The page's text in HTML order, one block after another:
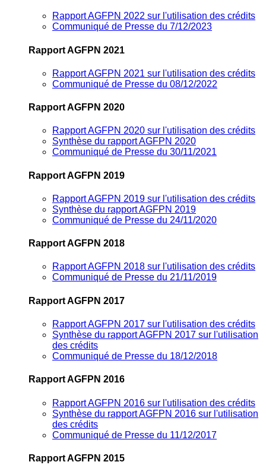
Rapport AGFPN 2022 sur l'utilisation des crédits
Communiqué de Presse du 7/12/2023
Rapport AGFPN 2021
Rapport AGFPN 2021 sur l'utilisation des crédits
Communiqué de Presse du 08/12/2022
Rapport AGFPN 2020
Rapport AGFPN 2020 sur l'utilisation des crédits
Synthèse du rapport AGFPN 2020
Communiqué de Presse du 30/11/2021
Rapport AGFPN 2019
Rapport AGFPN 2019 sur l'utilisation des crédits
Synthèse du rapport AGFPN 2019
Communiqué de Presse du 24/11/2020
Rapport AGFPN 2018
Rapport AGFPN 2018 sur l'utilisation des crédits
Communiqué de Presse du 21/11/2019
Rapport AGFPN 2017
Rapport AGFPN 2017 sur l'utilisation des crédits
Synthèse du rapport AGFPN 2017 sur l'utilisation
des crédits
Communiqué de Presse du 18/12/2018
Rapport AGFPN 2016
Rapport AGFPN 2016 sur l'utilisation des crédits
Synthèse du rapport AGFPN 2016 sur l'utilisation
des crédits
Communiqué de Presse du 11/12/2017
Rapport AGFPN 2015